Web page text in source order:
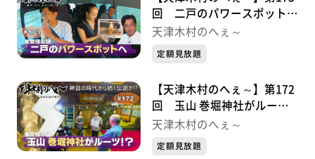
回 二戸のパワースポット
へ・・・金勢様シリーズ⑤
天津木村のへぇ～
定額見放題
【天津木村のへぇ～】第172
回 玉山 巻堀神社がルー
ツ！？・・・金勢様シリーズ
天津木村のへぇ～
定額見放題